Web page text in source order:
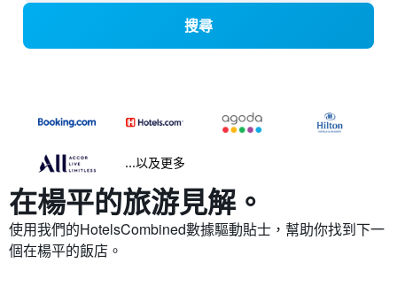
搜尋
...以及更多
在楊平​的旅游見解。
使用我們的HotelsCombined數據驅動貼士，幫助你找到下一
個在楊平​的飯店。